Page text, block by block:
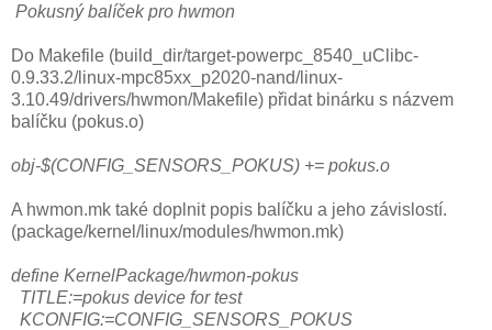
Pokusný balíček pro hwmon
Do Makefile (build_dir/target-powerpc_8540_uClibc-
0.9.33.2/linux-mpc85xx_p2020-nand/linux-
3.10.49/drivers/hwmon/Makefile) přidat binárku s názvem
balíčku (pokus.o)
obj-$(CONFIG_SENSORS_POKUS) += pokus.o
A hwmon.mk také doplnit popis balíčku a jeho závislostí.
(package/kernel/linux/modules/hwmon.mk)
define KernelPackage/hwmon-pokus
TITLE:=pokus device for test
KCONFIG:=CONFIG_SENSORS_POKUS